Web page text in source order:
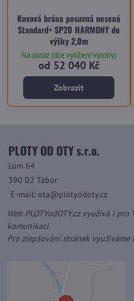
Kovová brána posuvná nesená
Standard+ SP20 HARMONY do
výšky 2,0m
Na dotaz (dle vytížení výroby)
od 52 040 Kč
Zobrazit
PLOTY OD OTY s.r.o.
Lom 64
390 02 Tábor
E-mail: ota@plotyodoty.cz
Web PLOTYodOTY.cz využívá i
komunikaci.
Pro zlepšování stránek využíváme